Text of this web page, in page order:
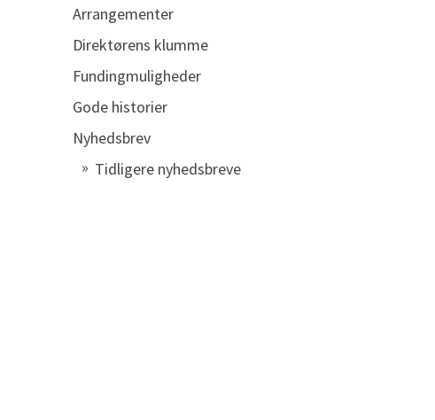
Arrangementer
Direktørens klumme
Fundingmuligheder
Gode historier
Nyhedsbrev
Tidligere nyhedsbreve